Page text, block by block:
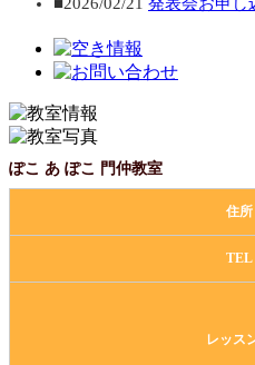
ぽこ あ ぽこ 門仲教室
住所
TEL
レッス